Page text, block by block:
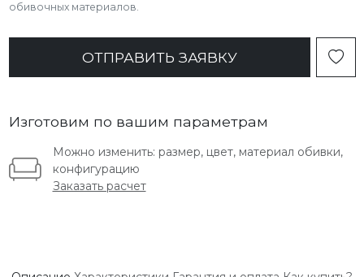
обивочных материалов.
ОТПРАВИТЬ ЗАЯВКУ
Изготовим по вашим параметрам
Можно изменить: размер, цвет, материал обивки,
конфигурацию
Заказать расчет